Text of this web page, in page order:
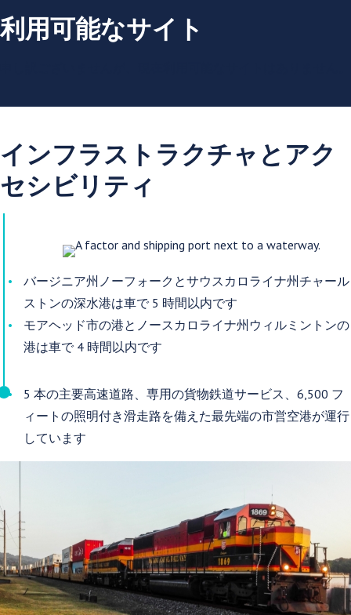
利用可能なサイト
インフラストラクチャとアク
セシビリティ
バージニア州ノーフォークとサウスカロライナ州チャール
ストンの深水港は車で 5 時間以内です
モアヘッド市の港とノースカロライナ州ウィルミントンの
港は車で 4 時間以内です
5 本の主要高速道路、専用の貨物鉄道サービス、6,500 フ
ィートの照明付き滑走路を備えた最先端の市営空港が運行
しています